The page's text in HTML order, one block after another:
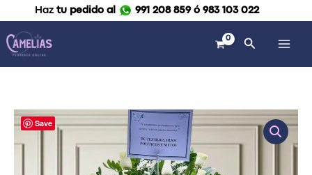
al
contenido
Haz tu pedido al 991 208 859 ó 983 103 022
Buscar
Corona
fúnebre
Save